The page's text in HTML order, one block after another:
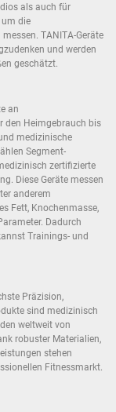
als auch für
die
TANITA-Geräte
und werden
geschätzt.
an
den Heimgebrauch bis
medizinische
Segment-
zertifizierte
Diese Geräte messen
anderem
Fett, Knochenmasse,
Dadurch
Trainings- und
Präzision,
sind medizinisch
weltweit von
robuster Materialien,
stehen
Fitnessmarkt.